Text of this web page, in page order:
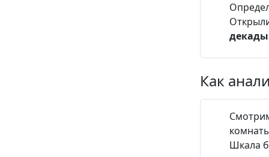
декады
Как
Шкала